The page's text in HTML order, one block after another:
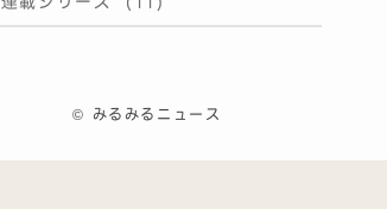
© みるみるニュース